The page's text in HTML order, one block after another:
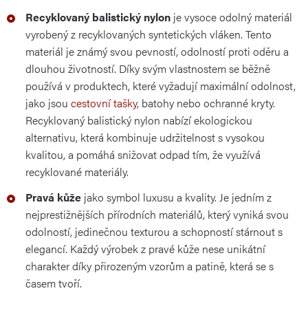
Recyklovaný balistický nylon je vysoce odolný materiál
vyrobený z recyklovaných syntetických vláken. Tento
materiál je známý svou pevností, odolností proti oděru a
dlouhou životností. Díky svým vlastnostem se běžně
používá v produktech, které vyžadují maximální odolnost,
jako jsou cestovní tašky, batohy nebo ochranné kryty.
Recyklovaný balistický nylon nabízí ekologickou
alternativu, která kombinuje udržitelnost s vysokou
kvalitou, a pomáhá snižovat odpad tím, že využívá
recyklované materiály.
Pravá kůže jako symbol luxusu a kvality. Je jedním z
nejprestižnějších přírodních materiálů, který vyniká svou
odolností, jedinečnou texturou a schopností stárnout s
elegancí. Každý výrobek z pravé kůže nese unikátní
charakter díky přirozeným vzorům a patině, která se s
časem tvoří.